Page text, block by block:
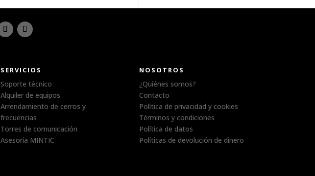
SERVICIOS
Soporte técnico
Alquiler de equipos
Arrendamiento de cerros y
frecuencias
Torres de comunicación
Asesoría MINTIC
NOSOTROS
¿Quiénes somos?
Contacto
Política de privacidad y cookies
Términos y condiciones
Política de datos
Políticas de devolución de dinero